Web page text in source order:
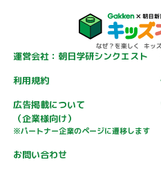
運営会社：朝日学研シンクエスト
利用規約
広告掲載について
（企業様向け）
※パートナー企業のページに遷移します
お問い合わせ